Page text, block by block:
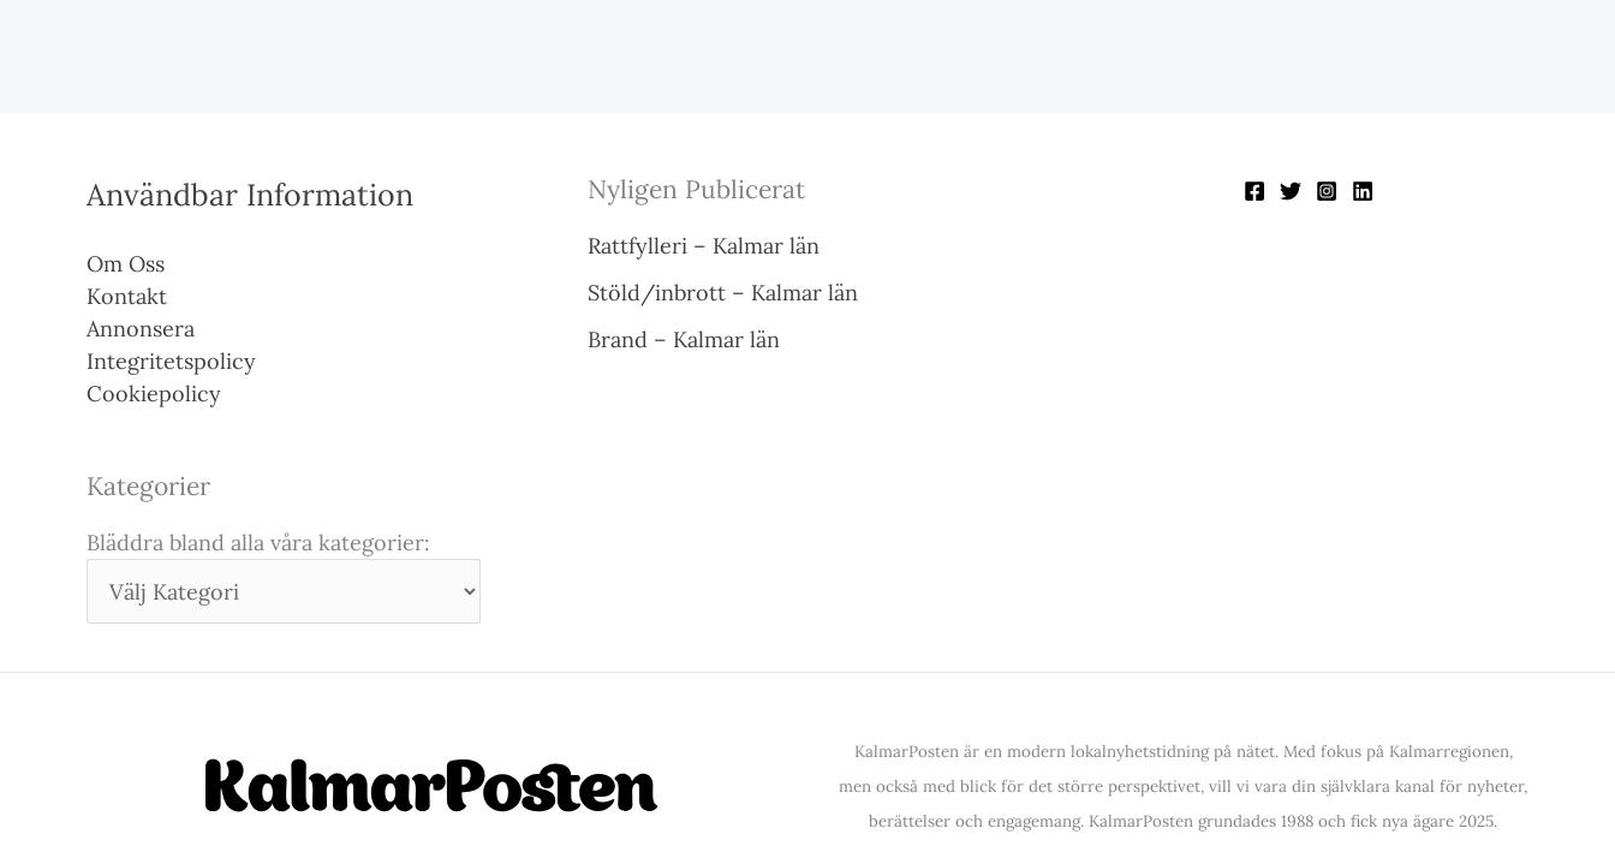
Användbar Information
Om Oss
Kontakt
Annonsera
Integritetspolicy
Cookiepolicy
Kategorier
Bläddra bland alla våra kategorier:
Nyligen Publicerat
Rattfylleri – Kalmar län
Stöld/inbrott – Kalmar län
Brand – Kalmar län
KalmarPosten är en modern lokalnyhetstidning på nätet. Med fokus på Kalmarregionen,
men också med blick för det större perspektivet, vill vi vara din självklara kanal för nyheter,
berättelser och engagemang. KalmarPosten grundades 1988 och fick nya ägare 2025.